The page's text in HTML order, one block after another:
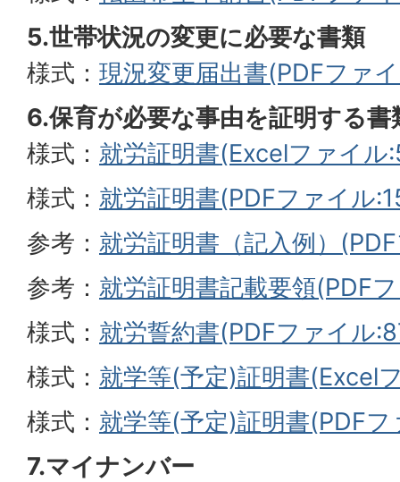
5.世帯状況の変更に必要な書類
様式： 現況変更届出書(PDFファ
6.保育が必要な事由を証明する書
様式： 就労証明書(Excelファイル
様式： 就労証明書(PDFファイル
参考： 就労証明書（記入例）
参考： 就労証明書記載要領(PDF
様式： 就労誓約書(PDFファイル
様式： 就学等(予定)証明書(Excel
様式： 就学等(予定)証明書(PDF
7.マイナンバー